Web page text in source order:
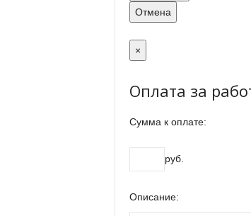
Отмена
×
Оплата за
Сумма к оплате:
руб.
Описание: